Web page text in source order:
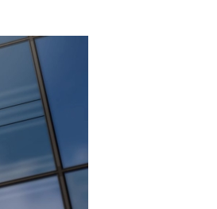
EN REUNIÓN CON AMIGOS
TRAGEDIA FAMILIAR